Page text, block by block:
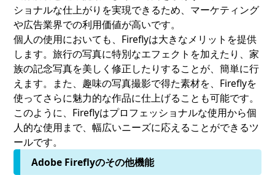
ショナルな仕上がりを実現できるため、マーケティング
や広告業界での利用価値が高いです。
個人の使用においても、Fireflyは大きなメリットを提供
します。旅行の写真に特別なエフェクトを加えたり、家
族の記念写真を美しく修正したりすることが、簡単に行
えます。また、趣味の写真撮影で得た素材を、Fireflyを
使ってさらに魅力的な作品に仕上げることも可能です。
このように、Fireflyはプロフェッショナルな使用から個
人的な使用まで、幅広いニーズに応えることができるツ
ールです。
Adobe Fireflyのその他機能